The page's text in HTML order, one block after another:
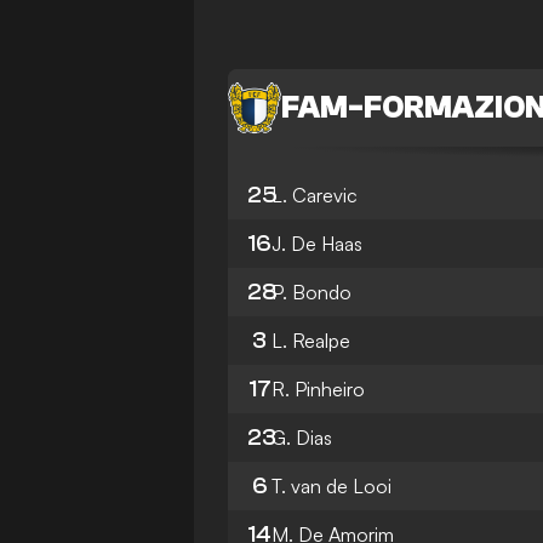
FAM-
25L. Carevic
16J. De Haas
28P. Bondo
3 L. Realpe
17R. Pinheiro
23G. Dias
6 T. van de Looi
14M. De Amorim